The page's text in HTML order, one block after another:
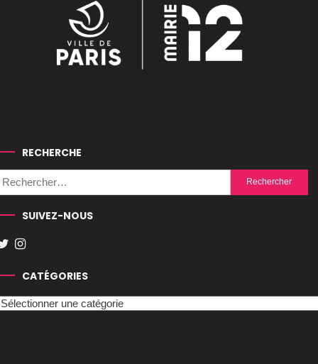
RECHERCHE
Rechercher :
SUIVEZ-NOUS
CATÉGORIES